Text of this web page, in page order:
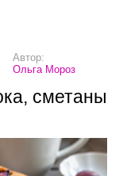
Автор:
Ольга Мороз
сметаны